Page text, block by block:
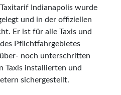
Indianapolis wurde
und in der offiziellen
Er ist für alle Taxis und
Pflichtfahrgebietes
noch unterschritten
Taxis installierten und
sichergestellt.